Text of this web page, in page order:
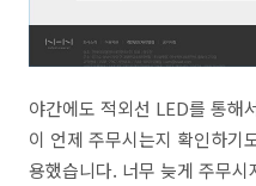
야간에도 적외선 LED를 통해
이 언제 주무시는지 확인하기
용했습니다. 너무 늦게 주무